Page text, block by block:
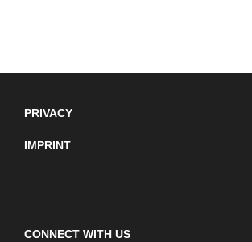
PRIVACY
IMPRINT
CONNECT WITH US